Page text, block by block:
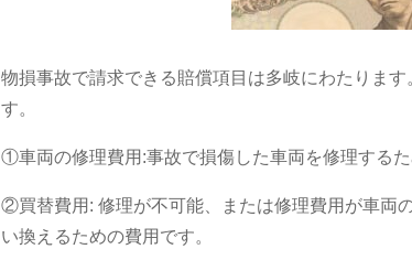
物損事故で請求できる賠償項目は多岐にわたりま
す。
①車両の修理費用:事故で損傷した車両を修理する
②買替費用: 修理が不可能、または修理費用が車両
い換えるための費用です。